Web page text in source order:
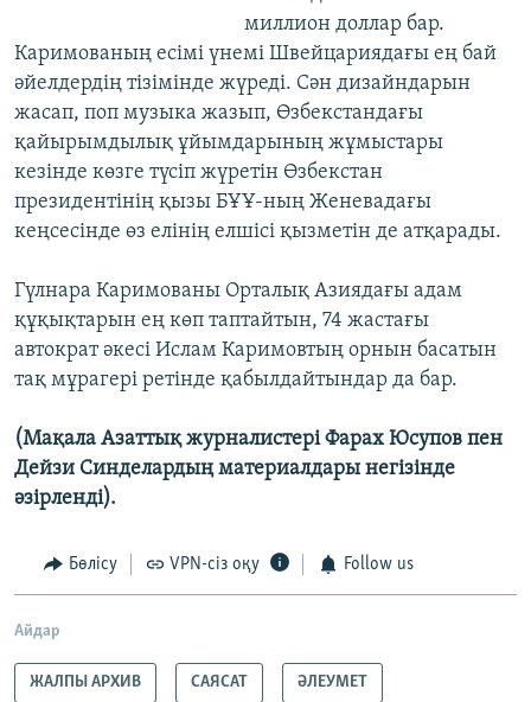
миллион доллар бар.
Каримованың есімі үнемі Швейцариядағы ең бай
әйелдердің тізімінде жүреді. Сән дизайндарын
жасап, поп музыка жазып, Өзбекстандағы
қайырымдылық ұйымдарының жұмыстары
кезінде көзге түсіп жүретін Өзбекстан
президентінің қызы БҰҰ-ның Женевадағы
кеңсесінде өз елінің елшісі қызметін де атқарады.
Гүлнара Каримованы Орталық Азиядағы адам
құқықтарын ең көп таптайтын, 74 жастағы
автократ әкесі Ислам Каримовтың орнын басатын
тақ мұрагері ретінде қабылдайтындар да бар.
(Мақала Азаттық журналистері Фарах Юсупов пен
Дейзи Синделардың материалдары негізінде
әзірленді).
Бөлісу VPN-сіз оқу Follow us
Айдар
ЖАЛПЫ АРХИВ САЯСАТ ӘЛЕУМЕТ